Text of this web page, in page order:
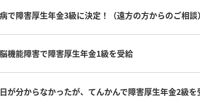
で障害厚生年金3級に決定！（遠方の方からのご相談
機能障害で障害厚生年金1級を受給
が分からなかったが、てんかんで障害厚生年金2級